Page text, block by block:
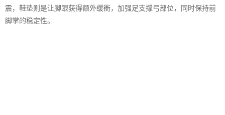
震，鞋垫则是让脚跟获得额外缓衝，加强足支撑弓部位，同时保持前
脚掌的稳定性。